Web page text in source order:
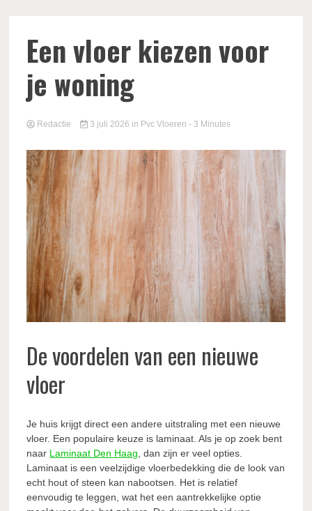
Een vloer kiezen voor
je woning
Redactie 3 juli 2026 in Pvc Vloeren - 3 Minutes
De voordelen van een nieuwe
vloer
Je huis krijgt direct een andere uitstraling met een nieuwe
vloer. Een populaire keuze is laminaat. Als je op zoek bent
naar Laminaat Den Haag , dan zijn er veel opties.
Laminaat is een veelzijdige vloerbedekking die de look van
echt hout of steen kan nabootsen. Het is relatief
eenvoudig te leggen, wat het een aantrekkelijke optie